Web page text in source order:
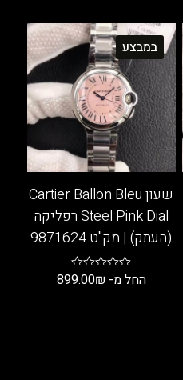
זה
יש
מספר
סוגים.
ניתן
לבחור
את
האפשרויות
בעמוד
המוצר
במבצע
שעון Cartier Ballon Bleu
Steel Pink Dial רפליקה
(העתק) | מק"ט 9871624
החל מ- 899.00₪